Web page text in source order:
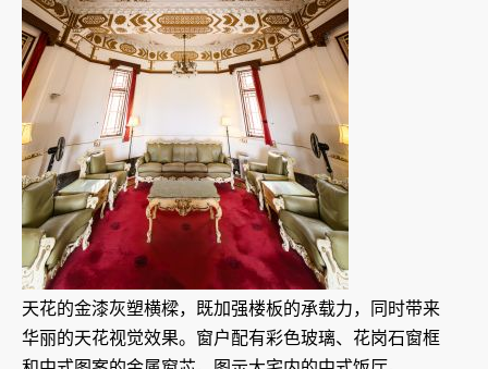
天花的金漆灰塑横樑，既加强楼板的承载力，同时带来
华丽的天花视觉效果。窗户配有彩色玻璃、花岗石窗框